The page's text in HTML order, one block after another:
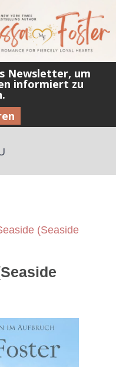
Newsletter, um
informiert zu
(Seaside